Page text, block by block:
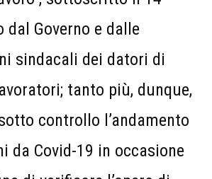
dal Governo e dalle
sindacali dei datori di
tanto più, dunque,
controllo l’andamento
da Covid-19 in occasione